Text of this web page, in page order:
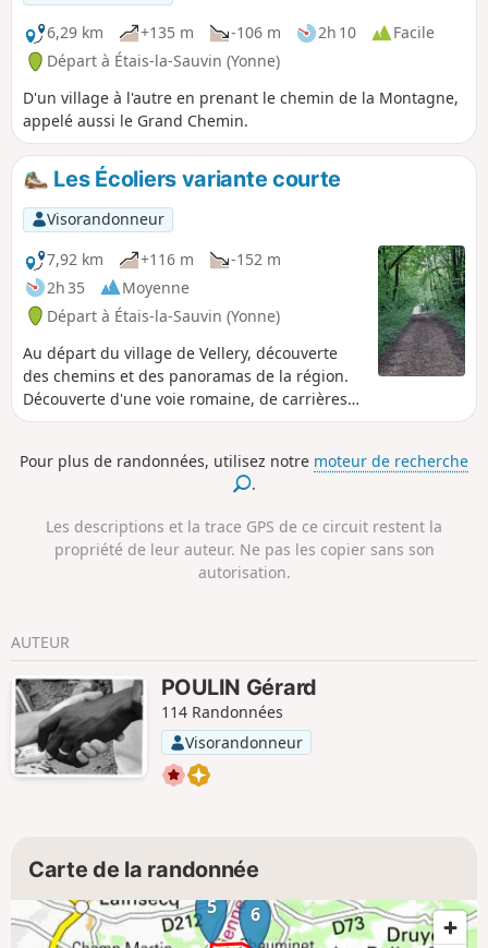
6,29 km
+135 m -106 m 2h 10
Facile
Départ à Étais-la-Sauvin (Yonne)
D'un village à l'autre en prenant le chemin de la Montagne,
appelé aussi le Grand Chemin.
Les Écoliers variante courte
Visorandonneur
7,92 km
+116 m
-152 m
2h 35
Moyenne
Départ à Étais-la-Sauvin (Yonne)
Au départ du village de Vellery, découverte
des chemins et des panoramas de la région.
Découverte d'une voie romaine, de carrières
souterraines. Pique-nique sur les chaumes de
Pour plus de randonnées, utilisez notre moteur de recherche
.
Les descriptions et la trace GPS de ce circuit restent la
propriété de leur auteur. Ne pas les copier sans son
autorisation.
AUTEUR
POULIN Gérard
114 Randonnées
Visorandonneur
Carte de la randonnée
5 6